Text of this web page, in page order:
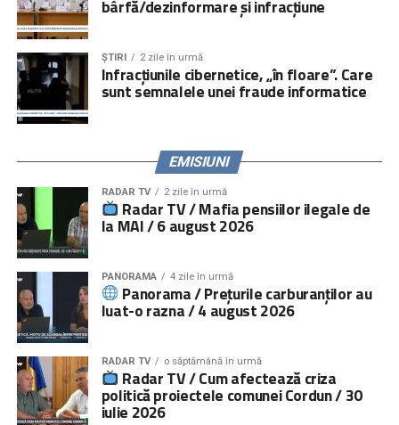
campanii media și online.
Serviciile de consiliere psihologică și juridică pot fi
accesate prin linia telefonică021.224.24.52
platforma
www.copiisinguriacasa.ro.
Comunicat „Salvați Copiii” România
bârfă/dezinformare și infracțiune
ȘTIRI 2 zile în urmă
Infracțiunile cibernetice, „în floare”. Care
sunt semnalele unei fraude informatice
EMISIUNI
RADAR TV 2 zile în urmă
Radar TV / Mafia pensiilor ilegale de
la MAI / 6 august 2026
PANORAMA 4 zile în urmă
Panorama / Prețurile carburanților au
luat-o razna / 4 august 2026
RADAR TV o săptămână în urmă
Radar TV / Cum afectează criza
politică proiectele comunei Cordun / 30
iulie 2026